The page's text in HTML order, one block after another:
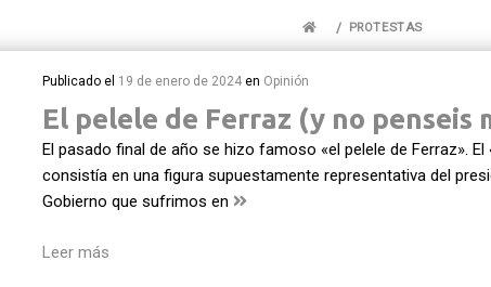
PROTESTAS
Publicado el 19 de enero de 2024 en Opinión
El pelele de Ferraz (y no penseis
El pasado final de año se hizo famoso «el pelele de Ferraz». El
consistía en una figura supuestamente representativa del
Gobierno que sufrimos en
Leer más